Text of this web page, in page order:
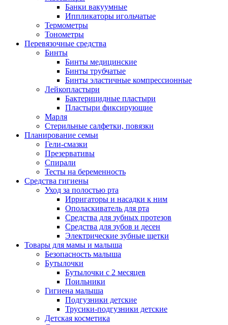
Банки вакуумные
Иппликаторы игольчатые
Термометры
Тонометры
Перевязочные средства
Бинты
Бинты медицинские
Бинты трубчатые
Бинты эластичные компрессионные
Лейкопластыри
Бактерицидные пластыри
Пластыри фиксирующие
Марля
Стерильные салфетки, повязки
Планирование семьи
Гели-смазки
Презервативы
Спирали
Тесты на беременность
Средства гигиены
Уход за полостью рта
Ирригаторы и насадки к ним
Ополаскиватель для рта
Средства для зубных протезов
Средства для зубов и десен
Электрические зубные щетки
Товары для мамы и малыша
Безопасность малыша
Бутылочки
Бутылочки с 2 месяцев
Поильники
Гигиена малыша
Подгузники детские
Трусики-подгузники детские
Детская косметика